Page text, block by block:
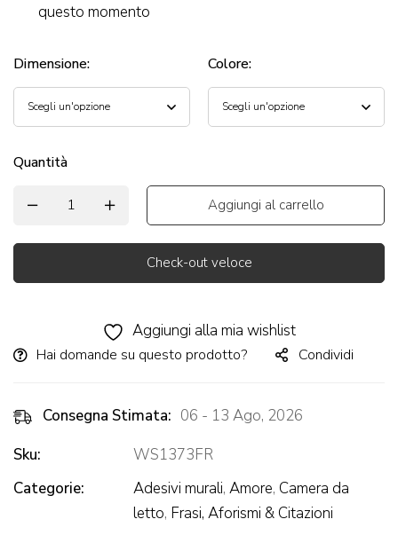
questo momento
Dimensione: Colore:
Quantità
Aggiungi al carrello
Check-out veloce
Aggiungi alla mia wishlist
Hai domande su questo prodotto? Condividi
Consegna Stimata: 06 - 13 Ago, 2026
Sku:
WS1373FR
Categorie:
Adesivi murali, Amore, Camera da
letto, Frasi, Aforismi & Citazioni